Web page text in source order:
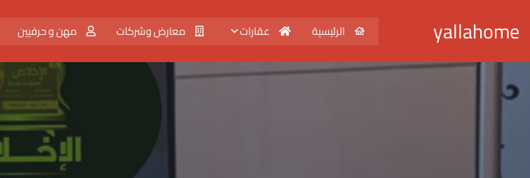
yallahome الرئيسية عقارات معارض وشركات مهن و حرفيين